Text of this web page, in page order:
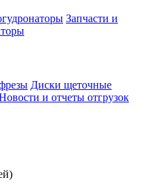
Запчасти и
Диски щеточные
и отчеты отгрузок